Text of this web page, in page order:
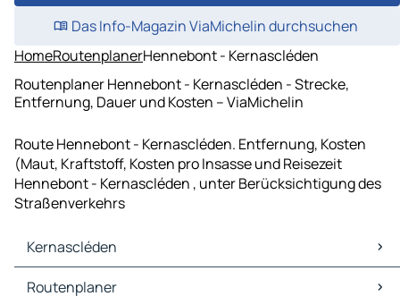
Das Info-Magazin ViaMichelin durchsuchen
HomeRoutenplanerHennebont - Kernascléden
Routenplaner Hennebont - Kernascléden - Strecke,
Entfernung, Dauer und Kosten – ViaMichelin
Route Hennebont - Kernascléden. Entfernung, Kosten
(Maut, Kraftstoff, Kosten pro Insasse und Reisezeit
Hennebont - Kernascléden , unter Berücksichtigung des
Straßenverkehrs
Kernascléden
Kernascléden Karten Stadtplan
Routenplaner